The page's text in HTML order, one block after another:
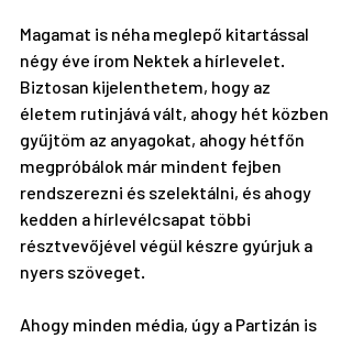
Magamat is néha meglepő kitartással
négy éve írom Nektek a hírlevelet.
Biztosan kijelenthetem, hogy az
életem rutinjává vált, ahogy hét közben
gyűjtöm az anyagokat, ahogy hétfőn
megpróbálok már mindent fejben
rendszerezni és szelektálni, és ahogy
kedden a hírlevélcsapat többi
résztvevőjével végül készre gyúrjuk a
nyers szöveget.
Ahogy minden média, úgy a Partizán is